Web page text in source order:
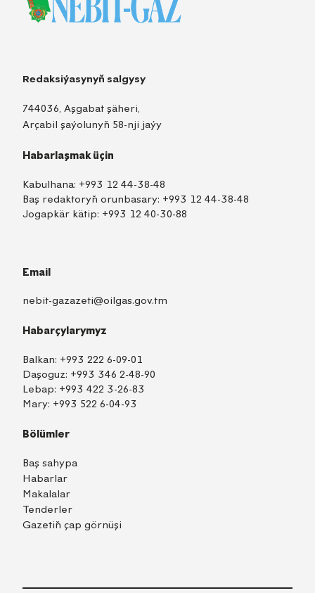
Redaksiýasynyň salgysy
744036, Aşgabat şäheri,
Arçabil şaýolunyň 58-nji jaýy
Habarlaşmak üçin
Kabulhana: +993 12 44-38-48
Baş redaktoryň orunbasary: +993 12 44-38-48
Jogapkär kätip: +993 12 40-30-88
Email
nebit-gazazeti@oilgas.gov.tm
Habarçylarymyz
Balkan: +993 222 6-09-01
Daşoguz: +993 346 2-48-90
Lebap: +993 422 3-26-83
Mary: +993 522 6-04-93
Bölümler
Baş sahypa
Habarlar
Makalalar
Tenderler
Gazetiň çap görnüşi